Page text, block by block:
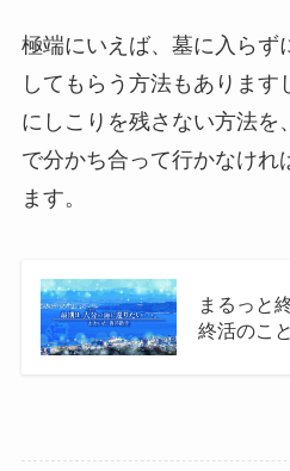
極端にいえば、墓に入らず
してもらう方法もありま
にしこりを残さない方法を
で分かち合って行かなけれ
ます。
まるっと​
終活の​こ